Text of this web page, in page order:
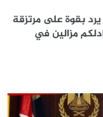
بقوة على مرتزقة
مزالين في